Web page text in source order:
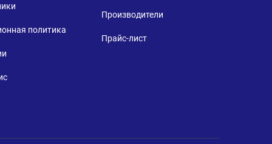
политика
Производители
Прайс-лист